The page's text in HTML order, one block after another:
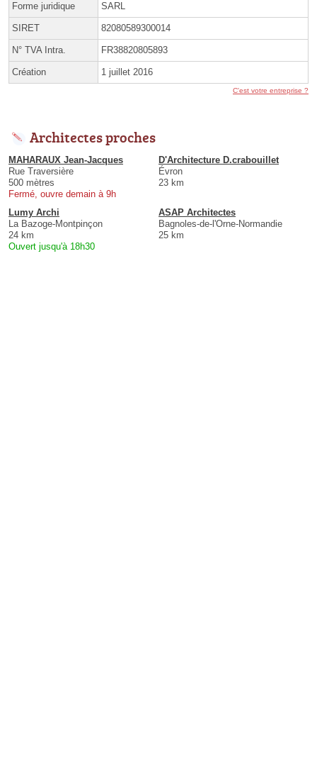
Forme juridique SARL
SIRET 82080589300014
N° TVA Intra. FR38820805893
Création 1 juillet 2016
C'est votre entreprise ?
Architectes proches
MAHARAUX Jean-Jacques
Rue Traversière
500 mètres
Fermé, ouvre demain à 9h
D'Architecture D.crabouillet
Évron
23 km
Lumy Archi
La Bazoge-Montpinçon
24 km
Ouvert jusqu'à 18h30
ASAP Architectes
Bagnoles-de-l'Orne-Normandie
25 km